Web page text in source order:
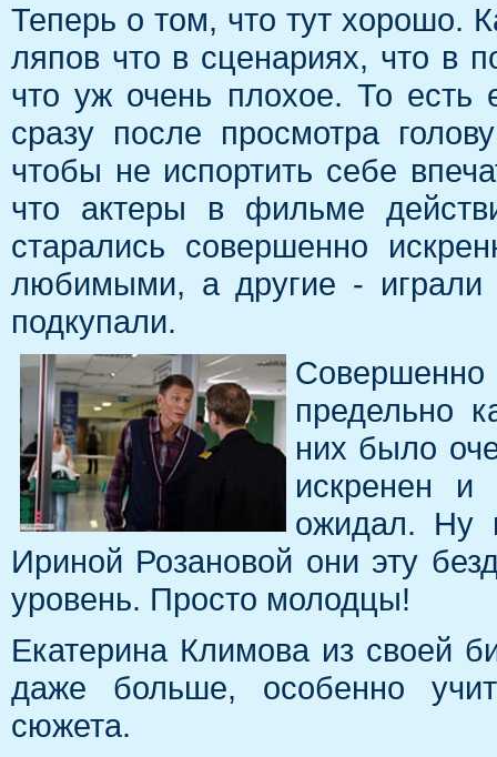
Теперь о том, что тут хорошо.
ляпов что в сценариях, что в
что уж очень плохое. То есть
сразу после просмотра
чтобы не испортить себе
что актеры в фильме
старались совершенно
любимыми, а другие -
подкупали.
предельно
них было
искренен и
ожидал. Ну
Ириной Розановой они эту
уровень. Просто молодцы!
Екатерина Климова из своей
даже больше, особенно
сюжета.